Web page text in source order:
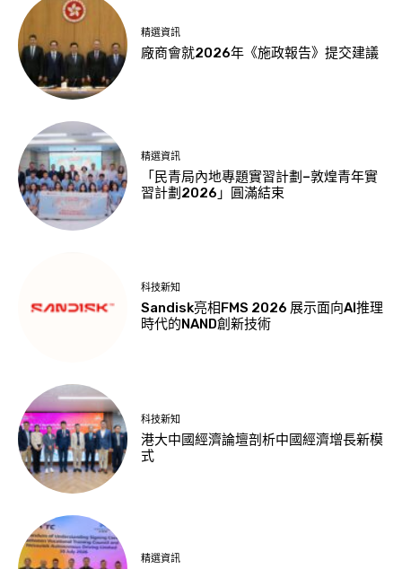
精選資訊
廠商會就2026年《施政報告》提交建議
精選資訊
「民青局內地專題實習計劃–敦煌青年實
習計劃2026」圓滿結束
科技新知
Sandisk亮相FMS 2026 展示面向AI推理
時代的NAND創新技術
科技新知
港大中國經濟論壇剖析中國經濟增長新模
式
精選資訊